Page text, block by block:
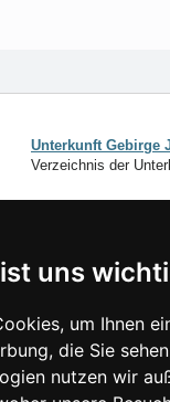
uns
um Ihnen
die Sie
nutzen wir
Unterkunft Gebirge
Verzeichnis der
der Unterkunft
Gebirge Jeseníky
Gebirge Jeseníky